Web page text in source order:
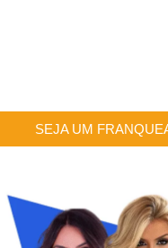
SEJA UM